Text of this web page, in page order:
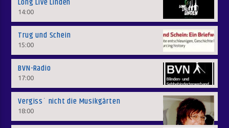
14:00
Trug und Schein
15:00
BVN-Radio
17:00
Vergiss´ nicht die Musikgärten
18:00